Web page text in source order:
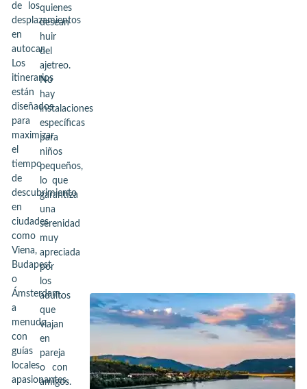
de los
desplazamientos
en
autocar.
Los
itinerarios
están
diseñados
para
maximizar
el
tiempo
de
descubrimiento
en
ciudades
como
Viena,
Budapest
o
Ámsterdam,
a
menudo
con
guías
locales
apasionantes.
quienes
desean
huir
del
ajetreo.
No
hay
instalaciones
específicas
para
niños
pequeños,
lo que
garantiza
una
serenidad
muy
apreciada
por
los
adultos
que
viajan
en
pareja
o con
amigos.